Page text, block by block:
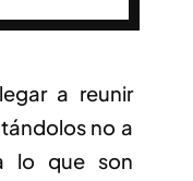
a reunir
no a
lo que son